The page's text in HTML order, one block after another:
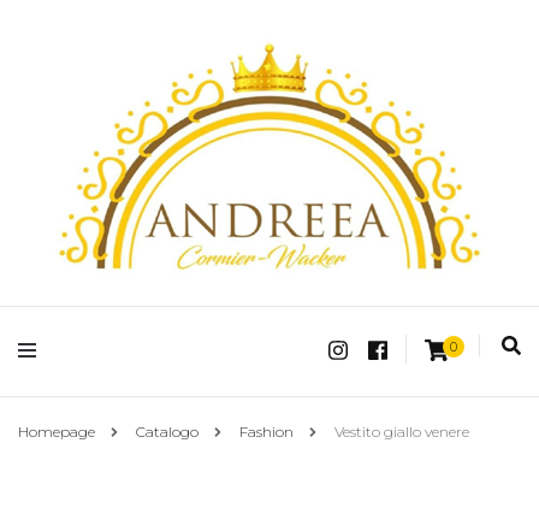
Andreea Charm 0
Homepage Catalogo Fashion Vestito giallo venere